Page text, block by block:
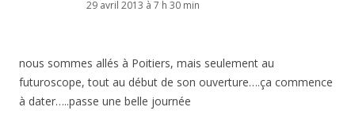
29 avril 2013 à 7 h 30 min
nous sommes allés à Poitiers, mais seulement au
futuroscope, tout au début de son ouverture….ça commence
à dater…..passe une belle journée